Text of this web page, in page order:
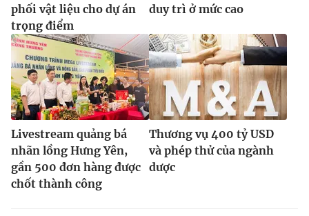
phối vật liệu cho dự án
trọng điểm
duy trì ở mức cao
Livestream quảng bá
nhãn lồng Hưng Yên,
gần 500 đơn hàng được
chốt thành công
Thương vụ 400 tỷ USD
và phép thử của ngành
dược